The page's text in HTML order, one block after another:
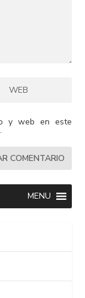
y web en este
MENU